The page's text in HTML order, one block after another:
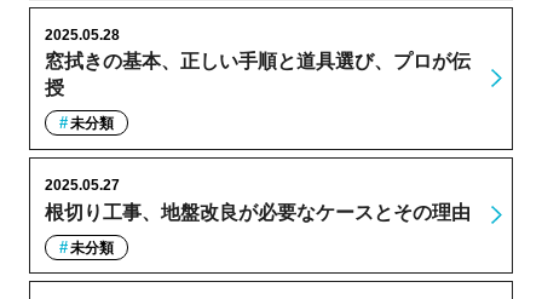
窓拭きの基本、正しい手順と道具選び、プロが伝
授
2025.05.28
未分類
根切り工事、地盤改良が必要なケースとその理由
2025.05.27
未分類